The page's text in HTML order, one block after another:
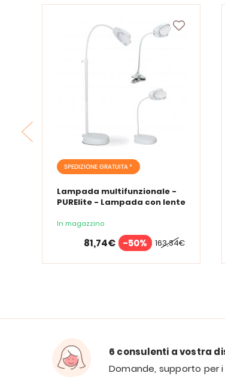
SPEDIZIONE GRATUITA *
Lampada multifunzionale -
PURElite - Lampada con lente
Spectrum
In magazzino
163,34€
81,74€ -50%
6 consulenti a vostra
Domande, supporto per